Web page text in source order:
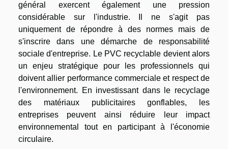
général exercent également une pression
considérable sur l'industrie. Il ne s'agit pas
uniquement de répondre à des normes mais de
s'inscrire dans une démarche de responsabilité
sociale d'entreprise. Le PVC recyclable devient alors
un enjeu stratégique pour les professionnels qui
doivent allier performance commerciale et respect de
l'environnement. En investissant dans le recyclage
des matériaux publicitaires gonflables, les
entreprises peuvent ainsi réduire leur impact
environnemental tout en participant à l'économie
circulaire.